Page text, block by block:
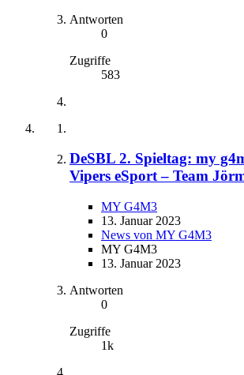
Antworten
0
Zugriffe
583
DeSBL 2. Spieltag: my
Vipers eSport – Team
MY G4M3
13. Januar 2023
News von MY G4M3
MY G4M3
13. Januar 2023
Antworten
0
Zugriffe
1k